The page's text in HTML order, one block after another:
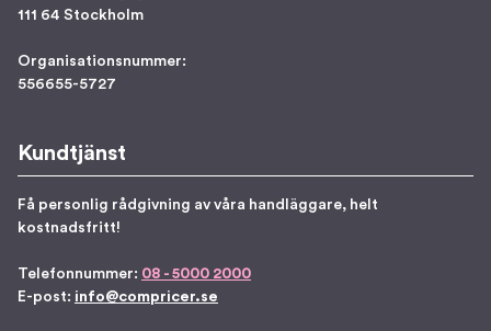
111 64 Stockholm
Organisationsnummer:
556655-5727
Kundtjänst
Få personlig rådgivning av våra handläggare, helt
kostnadsfritt!
Telefonnummer: 08 - 5000 2000
E-post: info@compricer.se